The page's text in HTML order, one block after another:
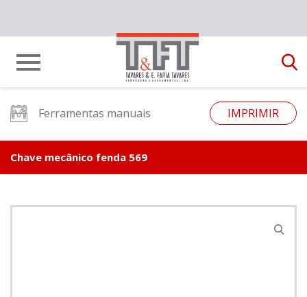
Ferramentas manuais IMPRIMIR
Chave mecânico fenda 569